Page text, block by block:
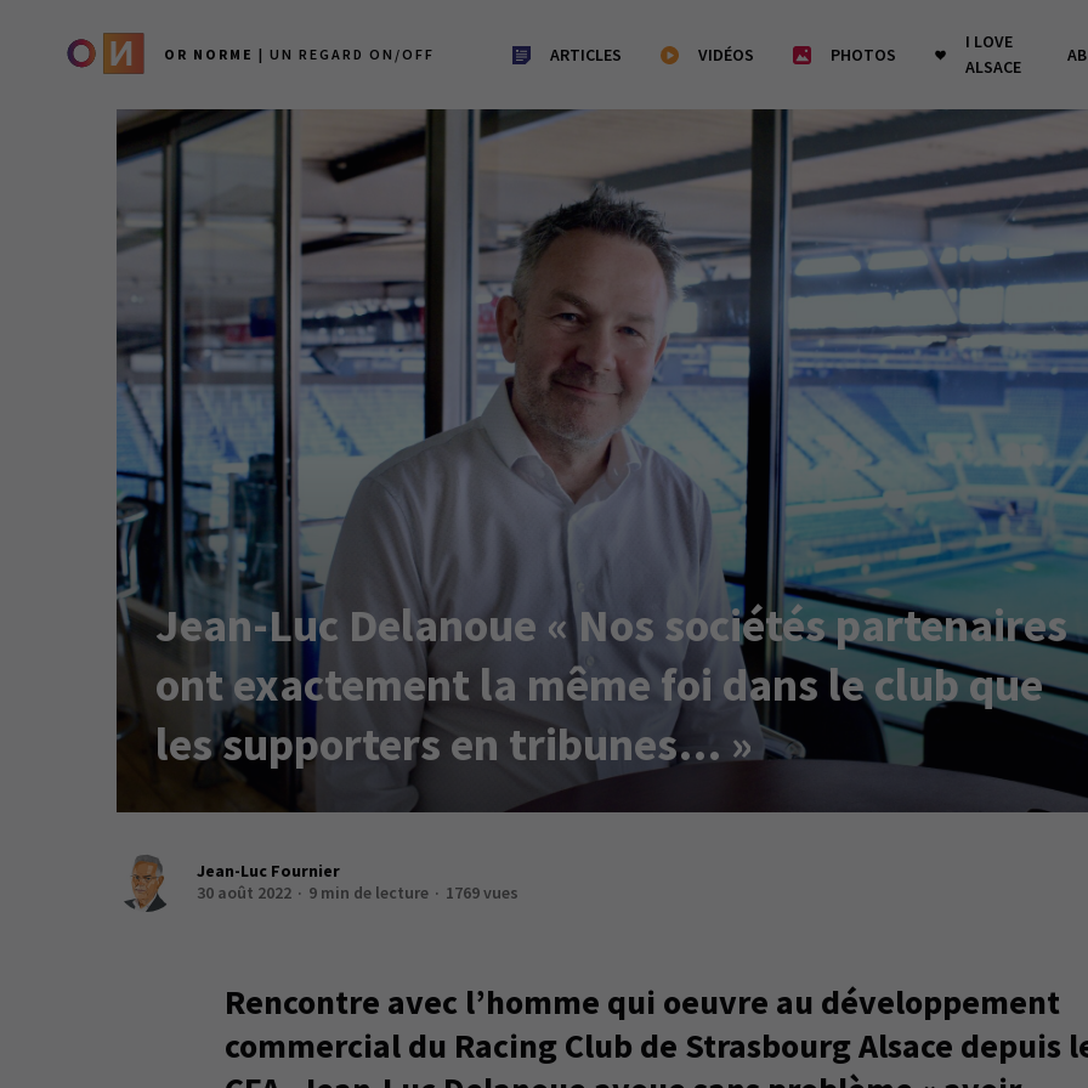
OR NORME | UN REGARD ON/OFF ARTICLES VIDÉOS PHOTOS
I LOVE
ALSACE
Jean-Luc Delanoue « Nos sociétés partenaires
ont exactement la même foi dans le club que
les supporters en tribunes… »
Jean-Luc Fournier
30 août 2022
9 min de lecture 1769 vues
Rencontre avec l’homme qui oeuvre au développement
commercial du Racing Club de Strasbourg Alsace depuis